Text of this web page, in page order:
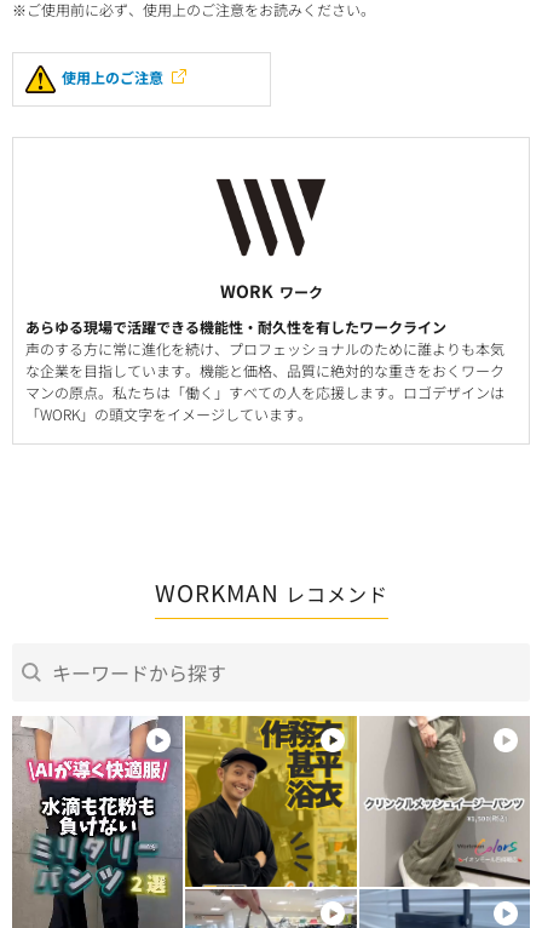
※ご使用前に必ず、使用上のご注意をお読みください。
使用上のご注意
WORK ワーク
あらゆる現場で活躍できる機能性・耐久性を有したワークライン
声のする方に常に進化を続け、プロフェッショナルのために誰よりも本気
な企業を目指しています。機能と価格、品質に絶対的な重きをおくワーク
マンの原点。私たちは「働く」すべての人を応援します。ロゴデザインは
「WORK」の頭文字をイメージしています。
WORKMAN レコメンド